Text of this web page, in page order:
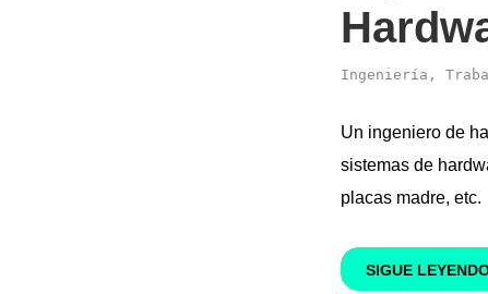
Ingeniería ,
Un ingeniero de
sistemas de
placas madre, etc.
SIGUE